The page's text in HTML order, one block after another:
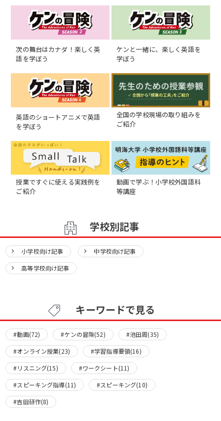
次の舞台はカナダ！楽しく英
語を学ぼう
ケンと一緒に、楽しく英語を
学ぼう
英語のショートアニメで英語
を学ぼう
全国の学校現場の取り組みを
ご紹介
授業ですぐに使える実践例を
ご紹介
動画で学ぶ！小学校外国語科
等講座
学校別記事
小学校向け記事
中学校向け記事
高等学校向け記事
キーワードで見る
#動画(72) #ケンの冒険(52)
#池田周(35)
#オンライン授業(23)
#学習指導要領(16)
#リスニング(15)
#ワークシート(11)
#スピーキング指導(11)
#スピーキング(10)
#吉田研作(8)